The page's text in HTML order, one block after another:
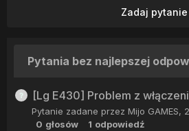
Zadaj pytanie
Pytania bez najlepszej
[Lg E430] Problem z
Pytanie zadane przez Mijo GAMES,
0 głosów 1 odpowiedź